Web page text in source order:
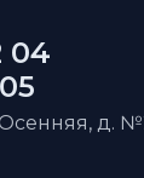
04
Осенняя, д.